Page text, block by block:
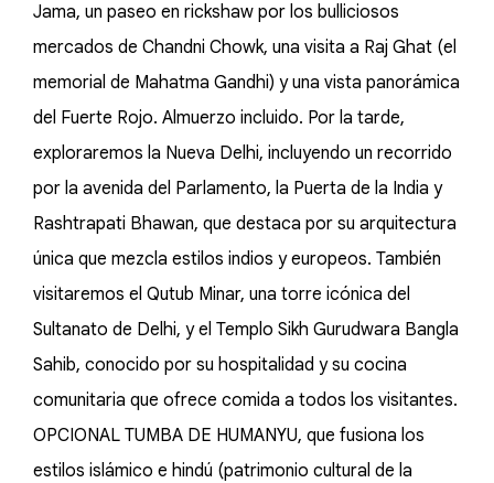
Jama, un paseo en rickshaw por los bulliciosos
mercados de Chandni Chowk, una visita a Raj Ghat (el
memorial de Mahatma Gandhi) y una vista panorámica
del Fuerte Rojo. Almuerzo incluido. Por la tarde,
exploraremos la Nueva Delhi, incluyendo un recorrido
por la avenida del Parlamento, la Puerta de la India y
Rashtrapati Bhawan, que destaca por su arquitectura
única que mezcla estilos indios y europeos. También
visitaremos el Qutub Minar, una torre icónica del
Sultanato de Delhi, y el Templo Sikh Gurudwara Bangla
Sahib, conocido por su hospitalidad y su cocina
comunitaria que ofrece comida a todos los visitantes.
OPCIONAL TUMBA DE HUMANYU, que fusiona los
estilos islámico e hindú (patrimonio cultural de la